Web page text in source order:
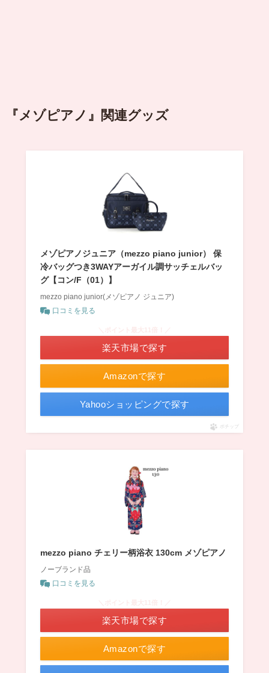
『メゾピアノ』関連グッズ
メゾピアノジュニア（mezzo piano junior） 保
冷バッグつき3WAYアーガイル調サッチェルバッ
グ【コン/F（01）】
mezzo piano junior(メゾピアノ ジュニア)
口コミを見る
Amazonで探す
楽天市場で探す
Yahooショッピングで探す
ポチップ
mezzo piano チェリー柄浴衣 130cm メゾピアノ
ノーブランド品
口コミを見る
Amazonで探す
楽天市場で探す